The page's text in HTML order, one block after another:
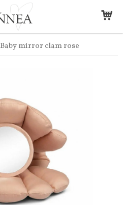
Baby mirror clam rose